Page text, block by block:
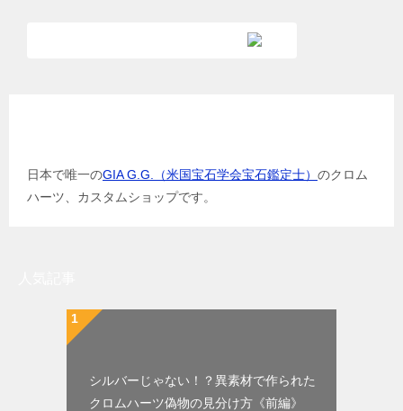
日本で唯一のGIA G.G.（米国宝石学会宝石鑑定士） のクロム
ハーツ、カスタムショップです。
シルバーじゃない！？異素材で作られた
クロムハーツ偽物の見分け方《前編》